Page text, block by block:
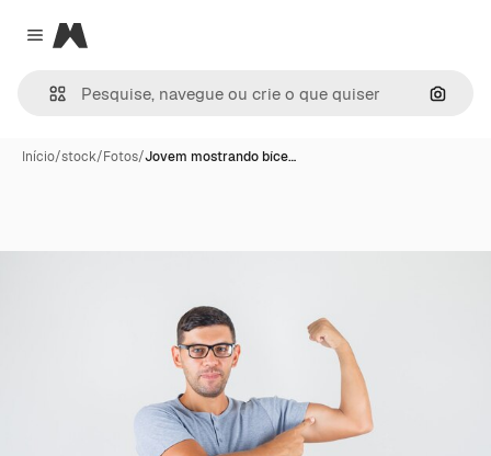
Close menu
Magnific
Início/stock/Fotos/Jovem mostrando bíce…